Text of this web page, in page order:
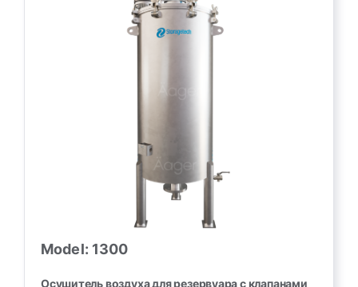
Model: 1300
Осушитель воздуха для резервуара с клапанами